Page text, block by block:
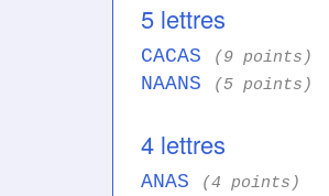
5 lettres
CACAS (9 points)
NAANS (5 points)
4 lettres
ANAS (4 points)